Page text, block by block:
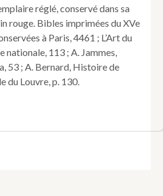
réglé, conservé dans sa
rouge. Bibles imprimées du XVe
à Paris, 4461 ; L’Art du
nationale, 113 ; A. Jammes,
53 ; A. Bernard, Histoire de
du Louvre, p. 130.